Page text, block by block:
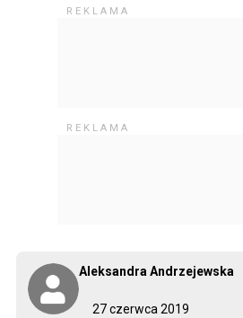
27 czerwca 2019
Aleksandra Andrzejewska